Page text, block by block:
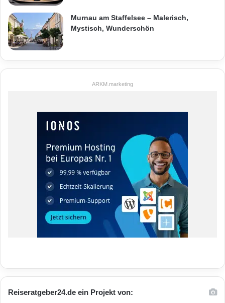
Murnau am Staffelsee – Malerisch,
Mystisch, Wunderschön
ARKM.marketing
Reiseratgeber24.de ein Projekt von: